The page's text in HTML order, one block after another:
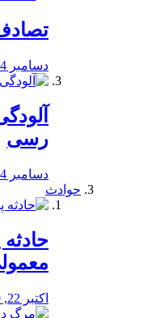
دسامبر 24, 2019
رسی
دسامبر 24, 2019
حوادث
اکتبر 22, 2019